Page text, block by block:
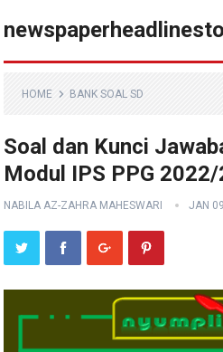
HOME BANK SOAL SD
Soal dan Kunci
Modul IPS PPG
NABILA AZ-ZAHRA MAHESWARI JAN